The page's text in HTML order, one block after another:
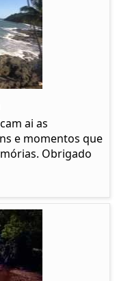
ai as
e momentos que
Obrigado